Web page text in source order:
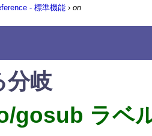
- 標準機能 › on
分岐
gosub ラベ